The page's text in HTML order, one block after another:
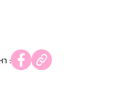
: